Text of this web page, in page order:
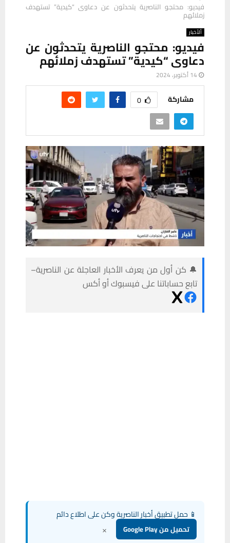
فيديو: محتجو الناصرية يتحدثون عن دعاوى “كيدية” تستهدف
زملائهم
ألأخبار
فيديو: محتجو الناصرية يتحدثون عن
دعاوى “كيدية” تستهدف زملائهم
14 أكتوبر، 2024
مشاركة 0
🔔 كن أول من يعرف الأخبار العاجلة عن الناصرية–
تابع حساباتنا على فيسبوك أو أكس
📱 حمل تطبيق أخبار الناصرية وكن على اطلاع دائم
تحميل من Google Play ×